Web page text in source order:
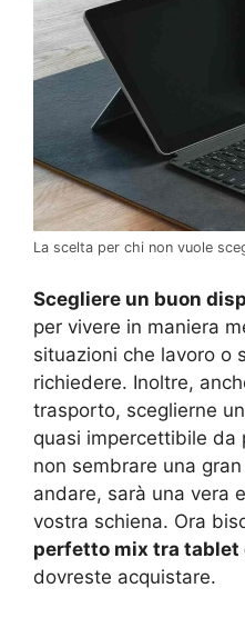
La scelta per chi non vuole
Scegliere un buon
per vivere in maniera
situazioni che lavoro o
richiedere. Inoltre,
trasporto, sceglierne
quasi impercettibile
non sembrare una
andare, sarà una vera
vostra schiena. Ora
perfetto mix tra tablet
dovreste acquistare.